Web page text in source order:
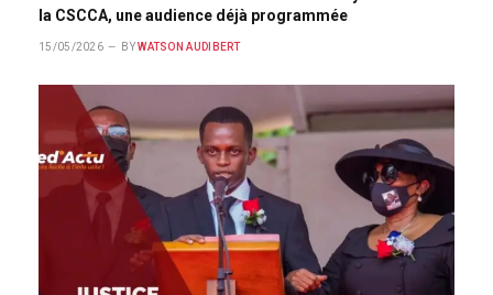
la CSCCA, une audience déjà programmée
15/05/2026 BY WATSON AUDIBERT